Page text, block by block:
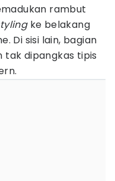
rambut
ke belakang
Di sisi lain, bagian
tak dipangkas tipis